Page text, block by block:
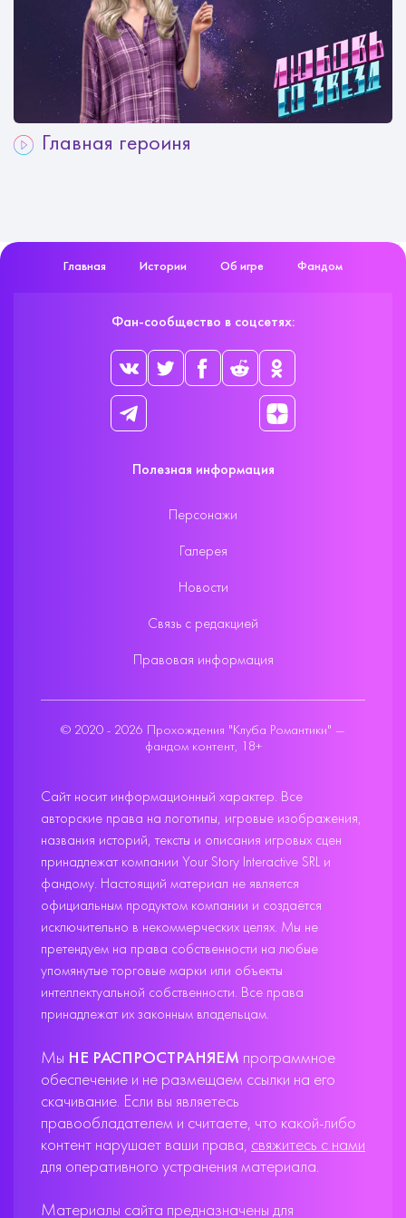
Главная героиня
Главная Истории Об игре Фандом
Фан-сообщество в соцсетях:
Полезная информация
Персонажи
Галерея
Новости
Связь с редакцией
Правовая информация
© 2020 - 2026 Прохождения "Клуба Романтики" —
фандом контент, 18+
Сайт носит информационный характер. Все
авторские права на логотипы, игровые изображения,
названия историй, тексты и описания игровых сцен
принадлежат компании Your Story Interactive SRL и
фандому. Настоящий материал не является
официальным продуктом компании и создаётся
исключительно в некоммерческих целях. Мы не
претендуем на права собственности на любые
упомянутые торговые марки или объекты
интеллектуальной собственности. Все права
принадлежат их законным владельцам.
Мы НЕ РАСПРОСТРАНЯЕМ программное
обеспечение и не размещаем ссылки на его
скачивание. Если вы являетесь
правообладателем и считаете, что какой-либо
контент нарушает ваши права, свяжитесь с нами
для оперативного устранения материала.
Материалы сайта предназначены для